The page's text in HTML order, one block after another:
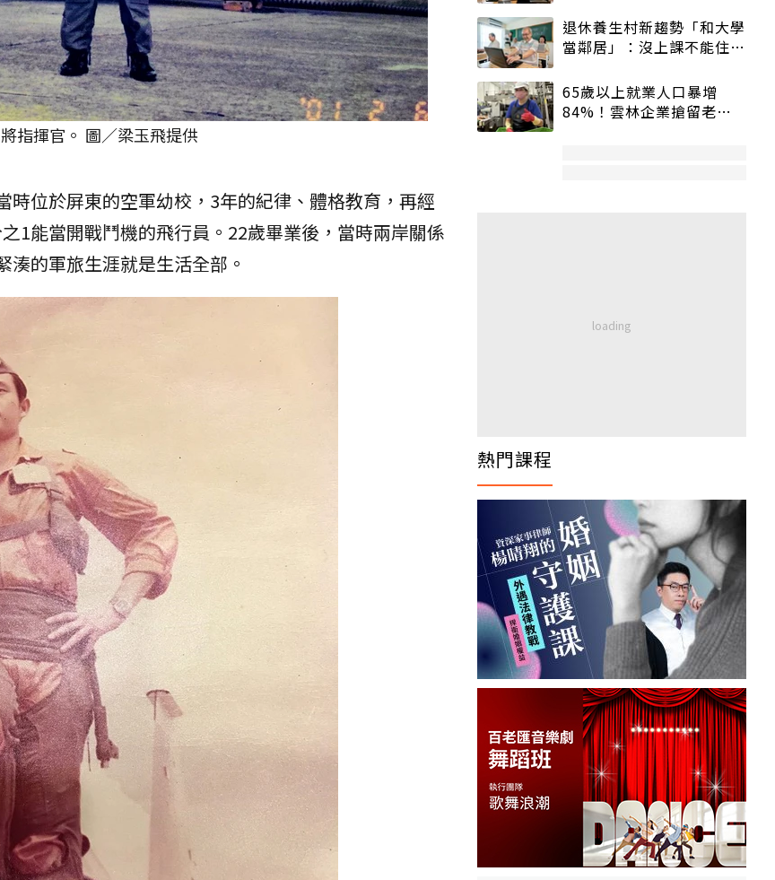
指揮官。 圖／梁玉飛提供
位於屏東的空軍幼校，3年的紀律、體格教育，再經
1能當開戰鬥機的飛行員。22歲畢業後，當時兩岸關係
的軍旅生涯就是生活全部。
退休養生村新趨勢「和大學
當鄰居」：沒上課不能住、
65歲以上就業人口暴增
84%！雲林企業搶留老員
熱門課程